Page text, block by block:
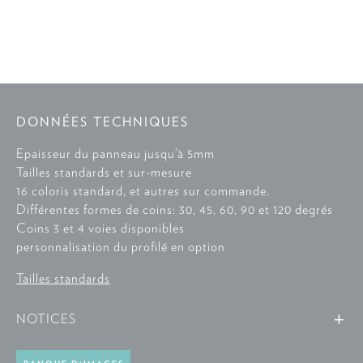
DONNÉES TECHNIQUES
Epaisseur du panneau jusqu’à 5mm
Tailles standards et sur-mesure
16 coloris standard, et autres sur commande.
Différentes formes de coins: 30, 45, 60, 90 et 120 degrés
Coins 3 et 4 voies disponibles
personnalisation du profilé en option
Tailles standards
NOTICES